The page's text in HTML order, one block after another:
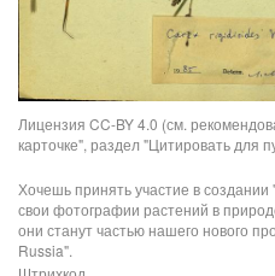
Лицензия CC-BY 4.0 (см.
карточке", раздел "Цитировать для
Хочешь принять участие в
свои фотографии растений в
они станут частью нашего нового
Russia".